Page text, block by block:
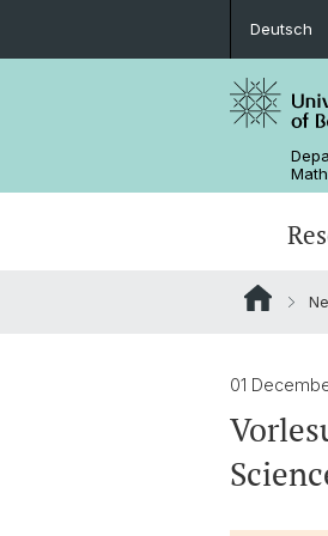
Deutsch
Data
Alumni
01